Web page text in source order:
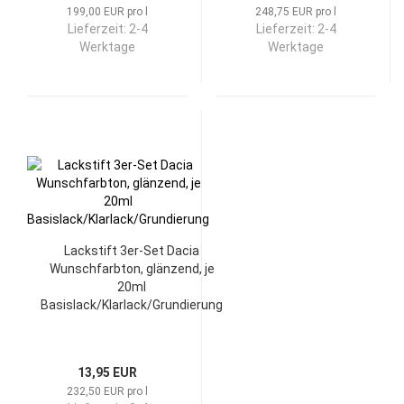
199,00 EUR pro l
Lieferzeit: 2-4
Werktage
248,75 EUR pro l
Lieferzeit: 2-4
Werktage
Lackstift 3er-Set Dacia
Wunschfarbton, glänzend, je
20ml
Basislack/Klarlack/Grundierung
13,95 EUR
232,50 EUR pro l